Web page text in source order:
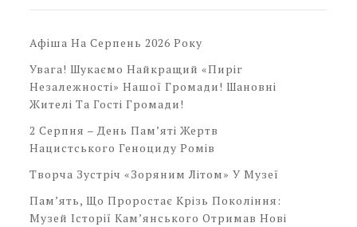
Афіша На Серпень 2026 Року
Увага! Шукаємо Найкращий «Пиріг
Незалежності» Нашої Громади! Шановні
Жителі Та Гості Громади!
2 Серпня – День Пам’яті Жертв
Нацистського Геноциду Ромів
Творча Зустріч «Зоряним Літом» У Музеї
Пам’ять, Що Проростає Крізь Покоління:
Музей Історії Кам’янського Отримав Нові